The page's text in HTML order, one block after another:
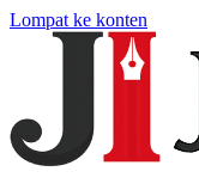
Lompat ke konten